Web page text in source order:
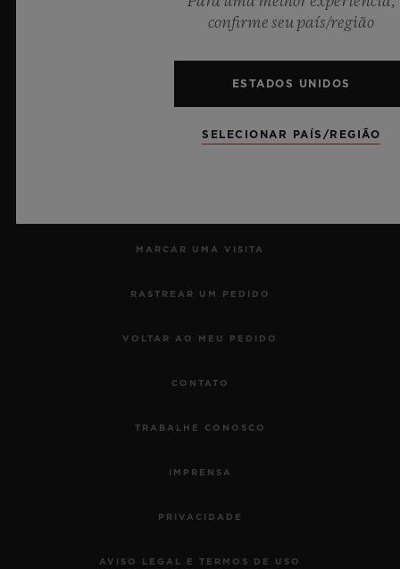
MARCAR UMA VISITA
RASTREAR UM PEDIDO
VOLTAR AO MEU PEDIDO
CONTATO
TRABALHE CONOSCO
IMPRENSA
PRIVACIDADE
AVISO LEGAL E TERMOS DE USO
confirme seu país/região
ESTADOS UNIDOS
SELECIONAR PAÍS/REGIÃO